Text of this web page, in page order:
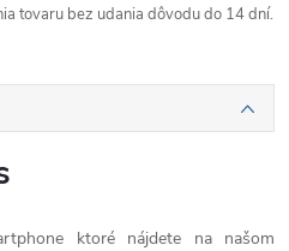
tovaru bez udania dôvodu do 14 dní.
ktoré nájdete na našom